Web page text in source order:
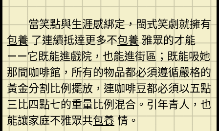
當笑點與生涯感綁定，閩式笑劇就擁有
包養了連續抵達更多不包養雅眾的才能
——它既能進戲院，也能進街區；既能吸她
那間咖啡館，所有的物品都必須遵循嚴格的
黃金分割比例擺放，連咖啡豆都必須以五點
三比四點七的重量比例混合。引年青人，也
能讓家庭不雅眾共包養情。